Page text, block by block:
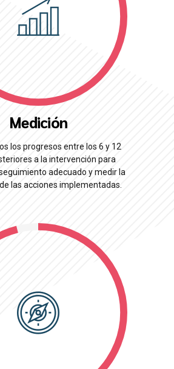
Medición
los progresos entre los 6 y 12
a la intervención para
adecuado y medir la
las acciones implementadas.